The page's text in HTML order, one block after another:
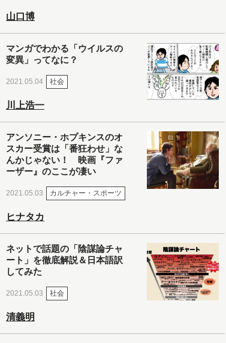
山口博
マンガでわかる「ウイルスの
変異」ってなに？
2021.05.04 社会
川上浩一
アンソニー・ホプキンスのオ
スカー受賞は「番狂わせ」な
んかじゃない！ 映画『ファ
ーザー』のここが凄い
2021.05.03 カルチャー・スポーツ
ヒナタカ
ネットで話題の「陰謀論チャ
ート」を徹底解説＆日本語訳
してみた
2021.05.03 社会
清義明